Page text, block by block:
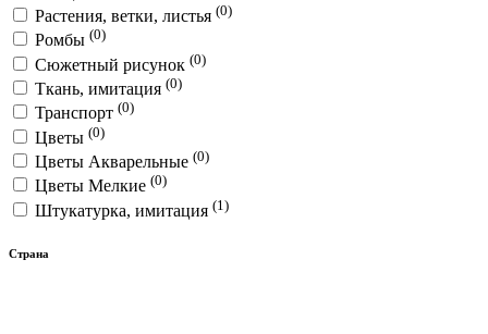
Растения, ветки, листья (0)
Ромбы (0)
Сюжетный рисунок (0)
Ткань, имитация (0)
Транспорт (0)
Цветы (0)
Цветы Акварельные (0)
Цветы Мелкие (0)
Штукатурка, имитация (1)
Страна